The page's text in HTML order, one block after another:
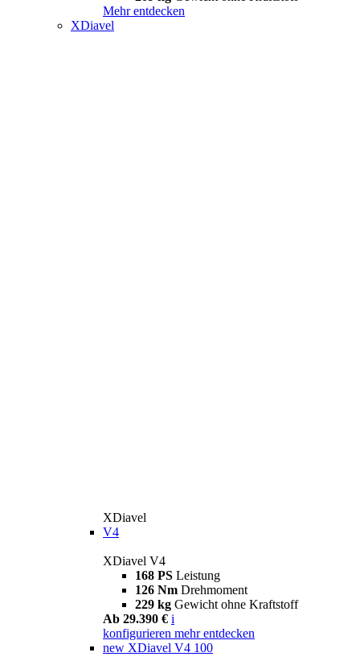
Mehr entdecken
XDiavel
XDiavel
V4
XDiavel V4
168 PS Leistung
126 Nm Drehmoment
229 kg Gewicht ohne Kraftstoff
Ab 29.390 € i
konfigurieren mehr entdecken
new XDiavel V4 100